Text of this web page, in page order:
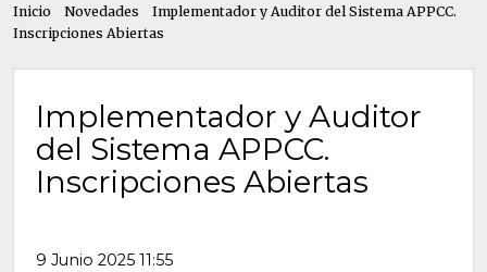
Inicio Novedades
Implementador y Auditor del Sistema APPCC.
Inscripciones Abiertas
Implementador y Auditor
del Sistema APPCC.
Inscripciones Abiertas
9 Junio 2025 11:55